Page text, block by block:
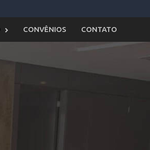
CONVÊNIOS CONTATO